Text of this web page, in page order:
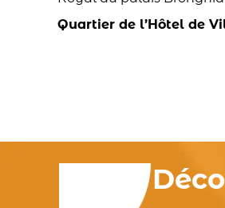
Quartier de l’Hôtel de